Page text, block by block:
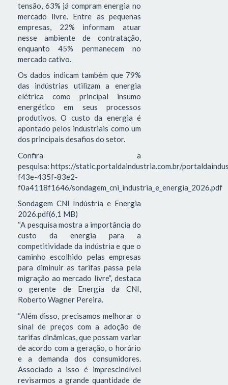
tensão, 63% já compram energia no
mercado livre. Entre as pequenas
empresas, 22% informam atuar
nesse ambiente de contratação,
enquanto 45% permanecem no
mercado cativo.
Os dados indicam também que 79%
das indústrias utilizam a energia
elétrica como principal insumo
energético em seus processos
produtivos. O custo da energia é
apontado pelos industriais como um
dos principais desafios do setor.
Confira a
pesquisa: https://static.portaldaindustria.com.br/
f43e-435f-83e2-
f0a4118f1646/sondagem_cni_industria_e_energia_2026.pdf
Sondagem CNI Indústria e Energia
2026.pdf(6,1 MB)
“A pesquisa mostra a importância do
custo da energia para a
competitividade da indústria e que o
caminho escolhido pelas empresas
para diminuir as tarifas passa pela
migração ao mercado livre”, destaca
o gerente de Energia da CNI,
Roberto Wagner Pereira.
“Além disso, precisamos melhorar o
sinal de preços com a adoção de
tarifas dinâmicas, que possam variar
de acordo com a geração, o horário
e a demanda dos consumidores.
Associado a isso é imprescindível
revisarmos a grande quantidade de